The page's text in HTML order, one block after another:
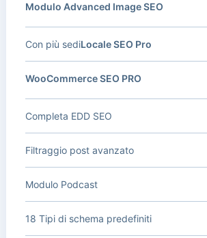
Modulo Advanced Image SEO
Locale SEO Pro
Con più sedi
WooCommerce SEO PRO
Completa EDD SEO
Filtraggio post avanzato
Modulo Podcast
18 Tipi di schema predefiniti